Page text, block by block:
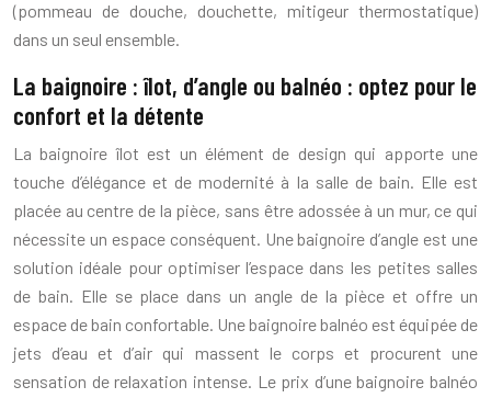
(pommeau de douche, douchette, mitigeur thermostatique)
dans un seul ensemble.
La baignoire : îlot, d’angle ou balnéo : optez pour le
confort et la détente
La baignoire îlot est un élément de design qui apporte une
touche d’élégance et de modernité à la salle de bain. Elle est
placée au centre de la pièce, sans être adossée à un mur, ce qui
nécessite un espace conséquent. Une baignoire d’angle est une
solution idéale pour optimiser l’espace dans les petites salles
de bain. Elle se place dans un angle de la pièce et offre un
espace de bain confortable. Une baignoire balnéo est équipée de
jets d’eau et d’air qui massent le corps et procurent une
sensation de relaxation intense. Le prix d’une baignoire balnéo